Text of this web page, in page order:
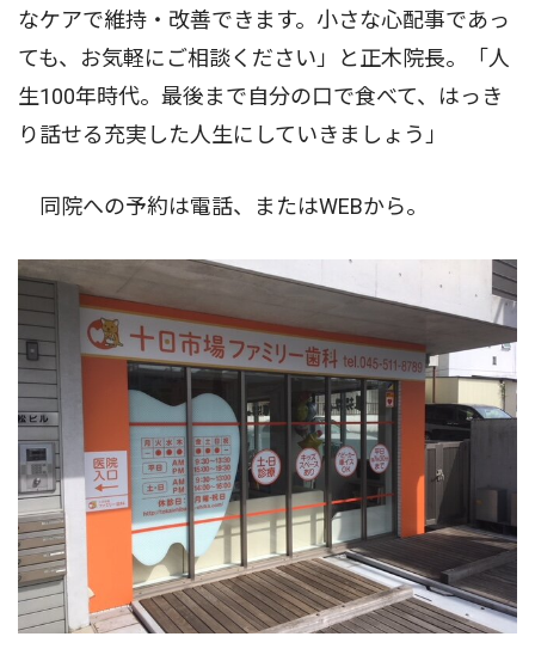
なケアで維持・改善できます。小さな心配事であっ
ても、お気軽にご相談ください」と正木院長。「人
生100年時代。最後まで自分の口で食べて、はっき
り話せる充実した人生にしていきましょう」
同院への予約は電話、またはWEBから。